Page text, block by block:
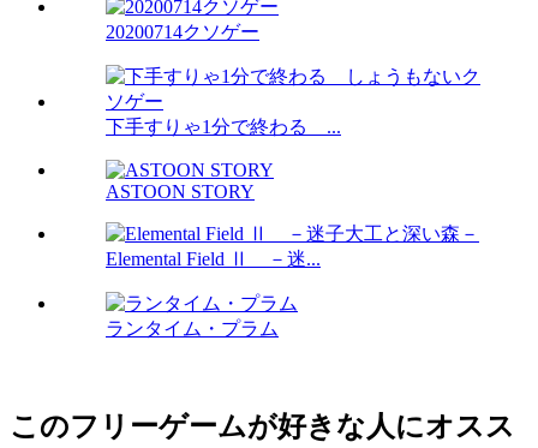
20200714クソゲー
下手すりゃ1分で終わる ...
ASTOON STORY
Elemental Field Ⅱ －迷...
ランタイム・プラム
このフリーゲームが好きな人にオスス